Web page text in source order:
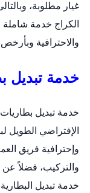
غيار مطلوبة،
الكراج خدمة
والاحترافية
خدمة تبديل
خدمة تبديل
الإفتراضي الطويل
وإحترافية فريق
والتركيب، فضلاً عن
خدمة تبديل